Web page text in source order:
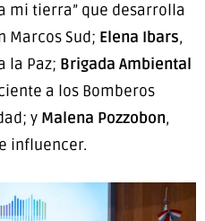
mi tierra” que desarrolla
Marcos Sud; Elena Ibars,
la Paz; Brigada Ambiental
a los Bomberos
yMalena Pozzobon,
influencer.